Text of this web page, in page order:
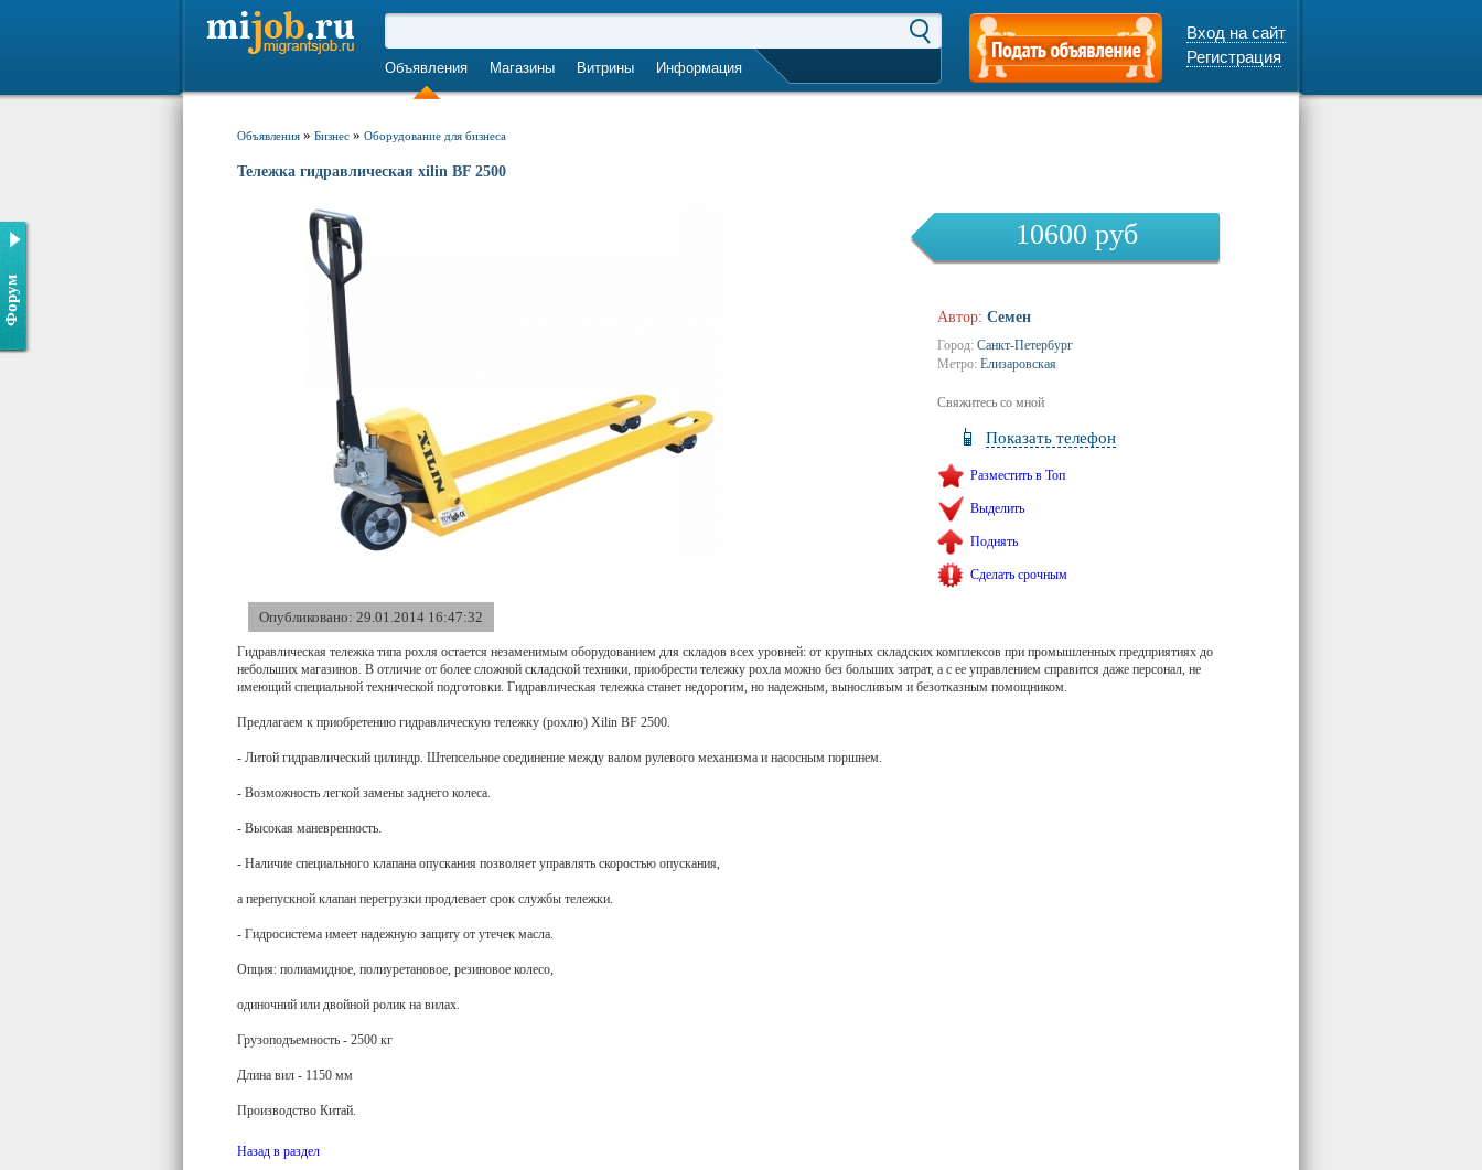
Объявления Магазины Витрины Информация
Вход на сайт
Регистрация
Форум
Объявления » Бизнес » Оборудование для бизнеса
Тележка гидравлическая xilin BF 2500
10600 руб
Автор: Семен
Город: Санкт-Петербург
Метро: Елизаровская
Свяжитесь со мной
Показать телефон
Разместить в Топ
Выделить
Поднять
Сделать срочным
Опубликовано: 29.01.2014 16:47:32
Гидравлическая тележка типа рохля остается незаменимым оборудованием для складов всех уровней: от крупных складских комплексов при промышленных предприятиях до
небольших магазинов. В отличие от более сложной складской техники, приобрести тележку рохла можно без больших затрат, а с ее управлением справится даже персонал, не
имеющий специальной технической подготовки. Гидравлическая тележка станет недорогим, но надежным, выносливым и безотказным помощником.
Предлагаем к приобретению гидравлическую тележку (рохлю) Xilin BF 2500.
- Литой гидравлический цилиндр. Штепсельное соединение между валом рулевого механизма и насосным поршнем.
- Возможность легкой замены заднего колеса.
- Высокая маневренность.
- Наличие специального клапана опускания позволяет управлять скоростью опускания,
а перепускной клапан перегрузки продлевает срок службы тележки.
- Гидросистема имеет надежную защиту от утечек масла.
Опция: полиамидное, полиуретановое, резиновое колесо,
одиночний или двойной ролик на вилах.
Грузоподъемность - 2500 кг
Длина вил - 1150 мм
Производство Китай.
Назад в раздел